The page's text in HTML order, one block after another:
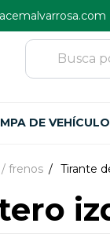
DE
frenos Tirante